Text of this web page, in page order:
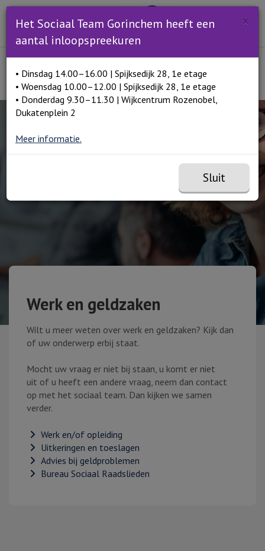
Open en sluit het
Menu Open
Lees voor
Home Werk en geldzaken
Werk en geldzaken
Wilt u meer weten over werk en geldzaken? Kijk dan
of uw onderwerp erbij staat.
Mocht uw vraag er niet bij staan, u komt er niet
uit of u heeft een andere vraag, neem dan contact
op met het sociaal team. Dan kijken we samen
verder.
Werk en/of opleiding
Uitkeringen en toeslagen
Advies bij geldproblemen
Bureau Sociaal Raadslieden
×
Het Sociaal Team Gorinchem heeft een
aantal inloopspreekuren
• Dinsdag 14.00–16.00 | Spijksedijk 28, 1e etage
• Woensdag 10.00–12.00 | Spijksedijk 28, 1e etage
• Donderdag 9.30–11.30 | Wijkcentrum Rozenobel,
Dukatenplein 2
Meer informatie.
Sluit